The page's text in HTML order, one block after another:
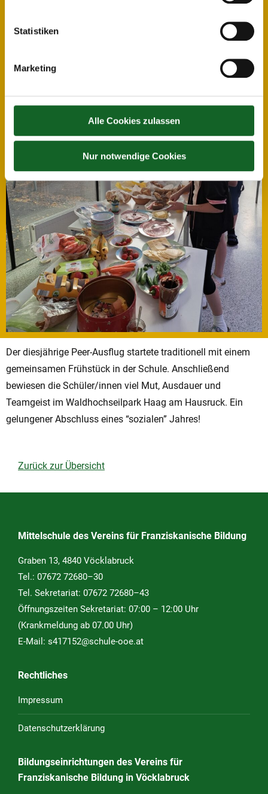
Statistiken
Marketing
Alle Cookies zulassen
Nur notwendige Cookies
Der diesjährige Peer-Ausflug startete traditionell mit einem
gemeinsamen Frühstück in der Schule. Anschließend
bewiesen die Schüler/innen viel Mut, Ausdauer und
Teamgeist im Waldhochseilpark Haag am Hausruck. Ein
gelungener Abschluss eines “sozialen” Jahres!
Zurück zur Übersicht
Mittelschule des Vereins für Franziskanische Bildung
Graben 13, 4840 Vöcklabruck
Tel.: 07672 72680–30
Tel. Sekretariat: 07672 72680–43
Öffnungszeiten Sekretariat: 07:00 – 12:00 Uhr
(Krankmeldung ab 07.00 Uhr)
E-Mail: s417152@schule-ooe.at
Rechtliches
Impressum
Datenschutzerklärung
Bildungseinrichtungen des Vereins für
Franziskanische Bildung in Vöcklabruck